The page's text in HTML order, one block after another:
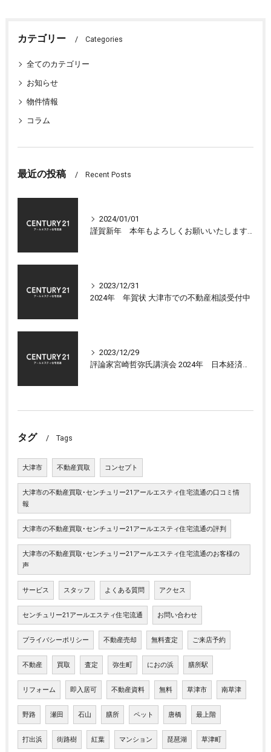
カテゴリー Categories
全てのカテゴリー
お知らせ
物件情報
コラム
最近の投稿 Recent Posts
2024/01/01
2023/12/31
2024年 年賀状 大津市での不動産相談受付中
2023/12/29
タグ Tags
大津市 不動産買取 コンセプト
大津市の不動産買取･センチュリー21アールエスティ住宅流通の口コミ情
報
大津市の不動産買取･センチュリー21アールエスティ住宅流通の評判
大津市の不動産買取･センチュリー21アールエスティ住宅流通のお客様の
声
サービス スタッフ よくある質問 アクセス
センチュリー21アールエスティ住宅流通 お問い合わせ
プライバシーポリシー 不動産売却 無料査定 ご来店予約
不動産 買取 査定 弥生町 におの浜 膳所駅
リフォーム 即入居可 不動産資料 無料 草津市 南草津
野路 瀬田 石山 膳所 ペット 唐橋 最上階
打出浜 街路樹 紅葉 マンション 琵琶湖 草津町